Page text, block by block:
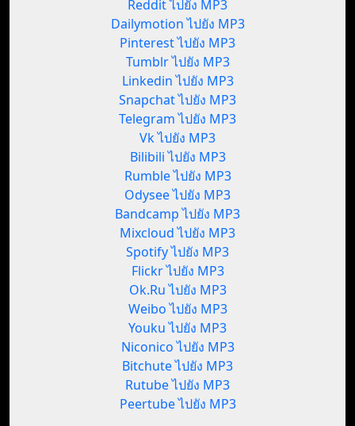
Reddit ไปยัง MP3
Dailymotion ไปยัง MP3
Pinterest ไปยัง MP3
Tumblr ไปยัง MP3
Linkedin ไปยัง MP3
Snapchat ไปยัง MP3
Telegram ไปยัง MP3
Vk ไปยัง MP3
Bilibili ไปยัง MP3
Rumble ไปยัง MP3
Odysee ไปยัง MP3
Bandcamp ไปยัง MP3
Mixcloud ไปยัง MP3
Spotify ไปยัง MP3
Flickr ไปยัง MP3
Ok.Ru ไปยัง MP3
Weibo ไปยัง MP3
Youku ไปยัง MP3
Niconico ไปยัง MP3
Bitchute ไปยัง MP3
Rutube ไปยัง MP3
Peertube ไปยัง MP3